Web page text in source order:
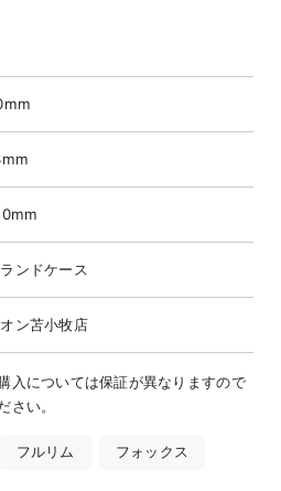
ンドケース
ン苫小牧店
入については保証が異なりますので
さい。
フルリム フォックス